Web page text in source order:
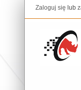
Zaloguj się lub